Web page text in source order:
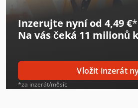
Kaeser Sm 13 T
Kaeser Sušička
Kaeser Sxc 6
Kaeser Sxc 8
Inzerujte nyní od 4,49 €*
Na vás čeká 11 milionů
Vložit inzerát
*za inzerát/měsíc